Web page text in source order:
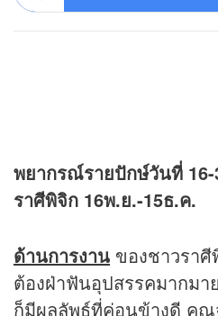
พยากรณ์รายปักษ์วันที่
ราศีพิจิก 16พ.ย.-15ธ.ค.
ด้านการงาน ของชาวรา
ต้องฝ่าฟันอุปสรรคมากมา
ก็มีผลลัพธ์ที่ค่อนข้างดี คุ